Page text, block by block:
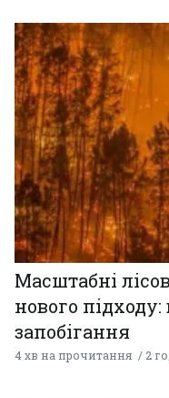
Масштабні
нового
запобігання
4 хв на прочитання 2